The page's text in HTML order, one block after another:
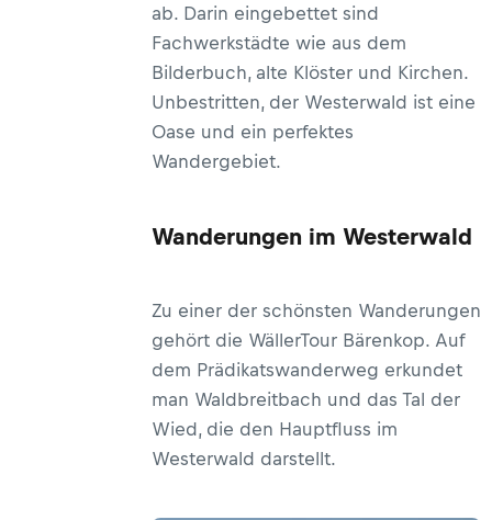
ab. Darin eingebettet sind
Fachwerkstädte wie aus dem
Bilderbuch, alte Klöster und Kirchen.
Unbestritten, der Westerwald ist eine
Oase und ein perfektes
Wandergebiet.
Wanderungen im Westerwald
Zu einer der schönsten Wanderungen
gehört die WällerTour Bärenkop. Auf
dem Prädikatswanderweg erkundet
man Waldbreitbach und das Tal der
Wied, die den Hauptfluss im
Westerwald darstellt.